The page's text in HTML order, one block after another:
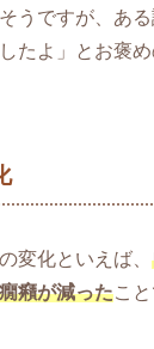
うですが、あ
たよ」とお褒
変化といえば、
癪が減ったこと